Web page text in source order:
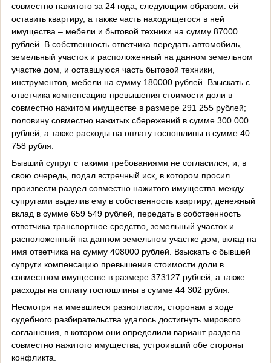
совместно нажитого за 24 года, следующим образом: ей
оставить квартиру, а также часть находящегося в ней
имущества – мебели и бытовой техники на сумму 87000
рублей. В собственность ответчика передать автомобиль,
земельный участок и расположенный на данном земельном
участке дом, и оставшуюся часть бытовой техники,
инструментов, мебели на сумму 180000 рублей. Взыскать с
ответчика компенсацию превышения стоимости доли в
совместно нажитом имуществе в размере 291 255 рублей;
половину совместно нажитых сбережений в сумме 300 000
рублей, а также расходы на оплату госпошлины в сумме 40
758 рубля.
Бывший супруг с такими требованиями не согласился, и, в
свою очередь, подал встречный иск, в котором просил
произвести раздел совместно нажитого имущества между
супругами выделив ему в собственность квартиру, денежный
вклад в сумме 659 549 рублей, передать в собственность
ответчика транспортное средство, земельный участок и
расположенный на данном земельном участке дом, вклад на
имя ответчика на сумму 408000 рублей. Взыскать с бывшей
супруги компенсацию превышения стоимости доли в
совместном имуществе в размере 373127 рублей, а также
расходы на оплату госпошлины в сумме 44 302 рубля.
Несмотря на имевшиеся разногласия, сторонам в ходе
судебного разбирательства удалось достигнуть мирового
соглашения, в котором они определили вариант раздела
совместно нажитого имущества, устроивший обе стороны
конфликта.